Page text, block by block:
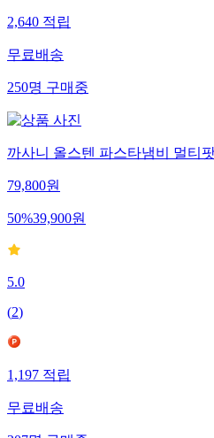
2,640적립
무료배송
250명구매중
까사니 올스텐 파스타냄비 멀티
79,800원
50%39,900원
5.0
(2)
1,197적립
무료배송